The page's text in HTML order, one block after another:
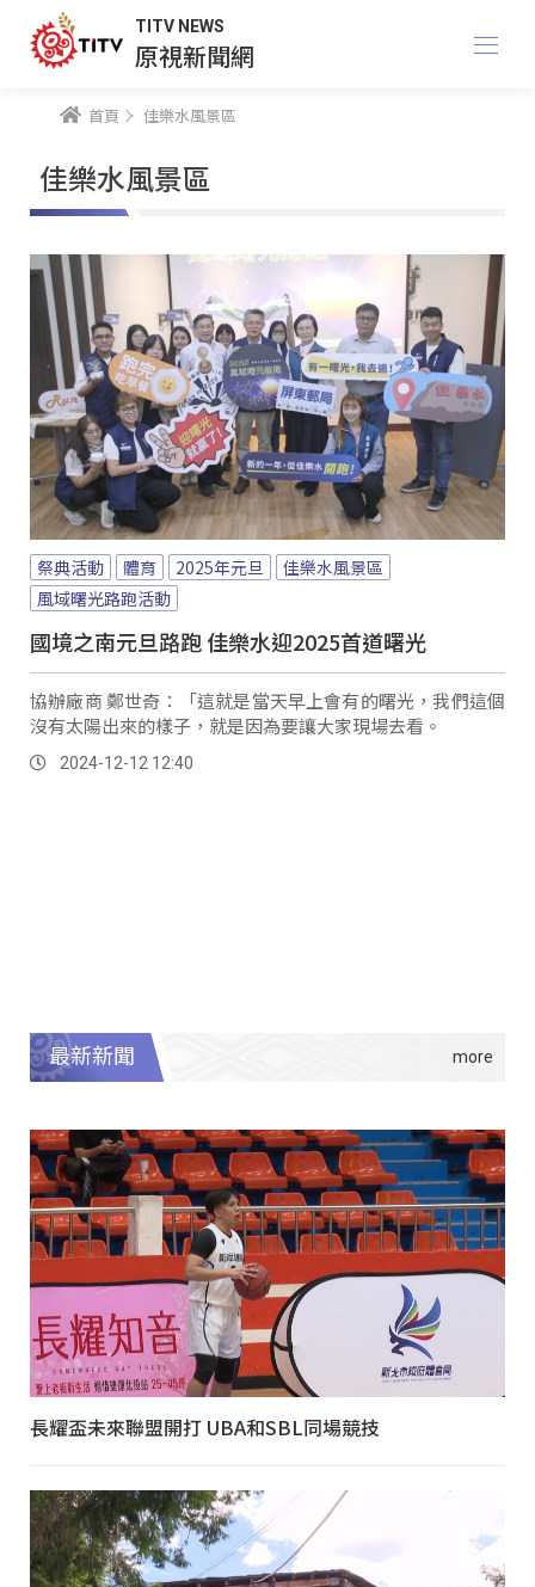
TITV NEWS
原視新聞網
首頁 佳樂水風景區
佳樂水風景區
祭典活動 體育 2025年元旦
佳樂水風景區
風域曙光路跑活動
國境之南元旦路跑 佳樂水迎2025首道曙光
協辦廠商 鄭世奇：「這就是當天早上會有的曙光，我們這個
沒有太陽出來的樣子，就是因為要讓大家現場去看。
2024-12-12 12:40
最新新聞
長耀盃未來聯盟開打 UBA和SBL同場競技